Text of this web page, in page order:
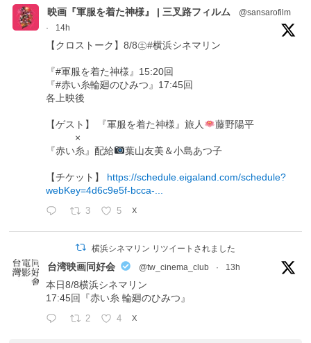
映画『軍服を着た神様』 | 三叉路フィルム
@sansarofilm
·
14h
【クロストーク】8/8㊏#横浜シネマリン
『#軍服を着た神様』15:20回
『#赤い糸輪廻のひみつ』17:45回
各上映後
【ゲスト】 『軍服を着た神様』旅人
藤野陽平
×
『赤い糸』配給
葉山友美＆小島あつ子
【チケット】 https://schedule.eigaland.com/schedule?
webKey=4d6c9e5f-bcca-...
3 5 X
横浜シネマリン リツイートされました
台湾映画同好会 @tw_cinema_club · 13h
本日8/8横浜シネマリン
17:45回『赤い糸 輪廻のひみつ』
2 4 X